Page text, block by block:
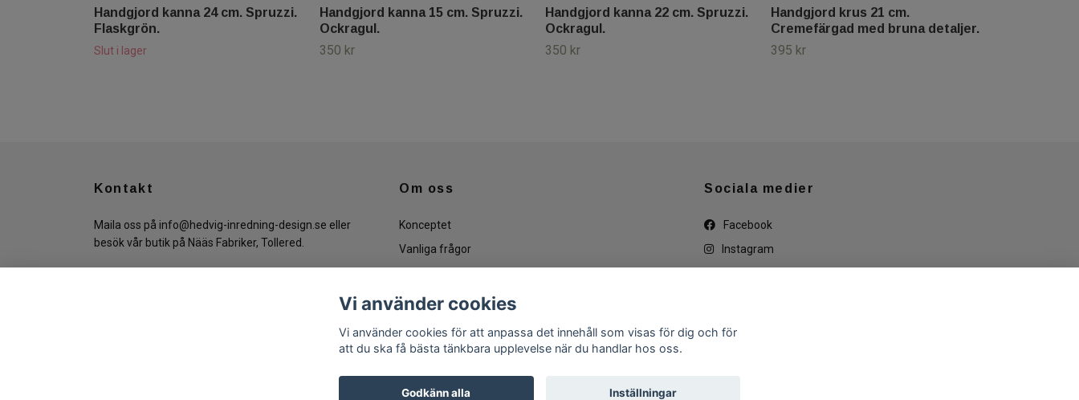
Handgjord kanna 24 cm. Spruzzi.
Flaskgrön.
Slut i lager
Handgjord kanna 15 cm. Spruzzi.
Ockragul.
350 kr
Handgjord kanna 22 cm. Spruzzi.
Ockragul.
350 kr
Handgjord krus 21 cm.
Cremefärgad med bruna detaljer.
395 kr
Kontakt
Maila oss på info@hedvig-inredning-design.se eller
besök vår butik på Nääs Fabriker, Tollered.
Om oss
Konceptet
Vanliga frågor
Dataskyddspolicy
Sociala medier
Facebook
Instagram
Vi använder cookies
Vi använder cookies för att anpassa det innehåll som visas för dig och för
att du ska få bästa tänkbara upplevelse när du handlar hos oss.
Godkänn alla Inställningar